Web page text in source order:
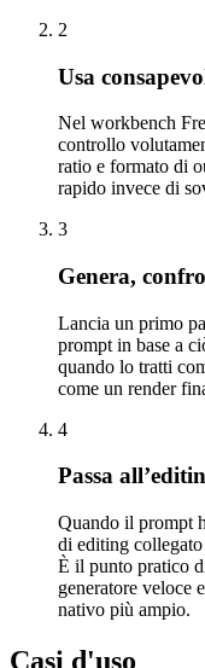
2
Usa
Nel workbench
controllo
ratio e formato di
rapido invece di
3
Genera,
Lancia un primo
prompt in base a
quando lo tratti
come un render
4
Passa
Quando il prompt
di editing
È il punto pratico
generatore veloce
nativo più ampio.
Casi d'uso